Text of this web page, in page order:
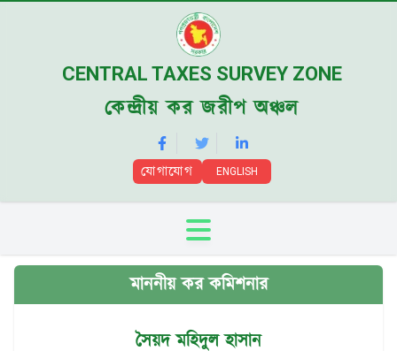
CENTRAL TAXES SURVEY ZONE
কেন্দ্রীয় কর জরীপ অঞ্চল
যোগাযোগ ENGLISH
মাননীয় কর কমিশনার
সৈয়দ মহিদুল হাসান